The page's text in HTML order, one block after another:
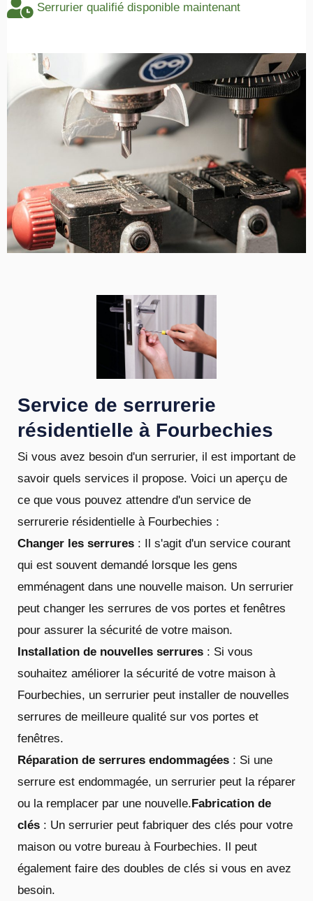
Serrurier qualifié disponible maintenant
Service de serrurerie
résidentielle à Fourbechies
Si vous avez besoin d'un serrurier, il est important de
savoir quels services il propose. Voici un aperçu de
ce que vous pouvez attendre d'un service de
serrurerie résidentielle à Fourbechies :
Changer les serrures : Il s'agit d'un service courant
qui est souvent demandé lorsque les gens
emménagent dans une nouvelle maison. Un serrurier
peut changer les serrures de vos portes et fenêtres
pour assurer la sécurité de votre maison.
Installation de nouvelles serrures : Si vous
souhaitez améliorer la sécurité de votre maison à
Fourbechies, un serrurier peut installer de nouvelles
serrures de meilleure qualité sur vos portes et
fenêtres.
Réparation de serrures endommagées : Si une
serrure est endommagée, un serrurier peut la réparer
ou la remplacer par une nouvelle.Fabrication de
clés : Un serrurier peut fabriquer des clés pour votre
maison ou votre bureau à Fourbechies. Il peut
également faire des doubles de clés si vous en avez
besoin.